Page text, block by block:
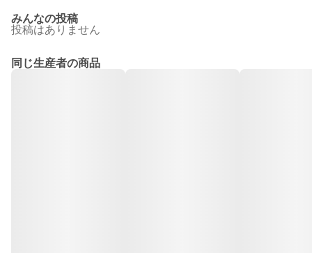
みんなの投稿
投稿はありません
同じ生産者の商品